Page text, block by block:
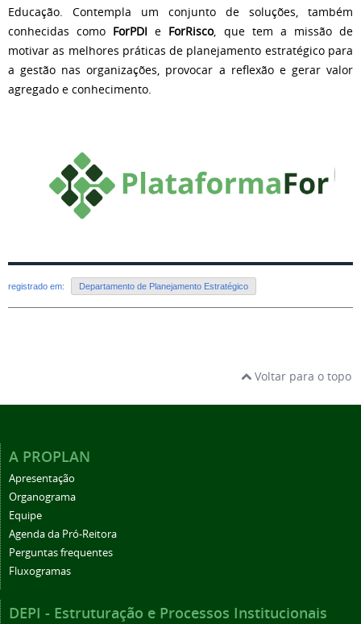
Educação. Contempla um conjunto de soluções, também
conhecidas como ForPDI e ForRisco, que tem a missão de
motivar as melhores práticas de planejamento estratégico para
a gestão nas organizações, provocar a reflexão e gerar valor
agregado e conhecimento.
registrado em: Departamento de Planejamento Estratégico
Voltar para o topo
A PROPLAN
Apresentação
Organograma
Equipe
Agenda da Pró-Reitora
Perguntas frequentes
Fluxogramas
DEPI - Estruturação e Processos Institucionais